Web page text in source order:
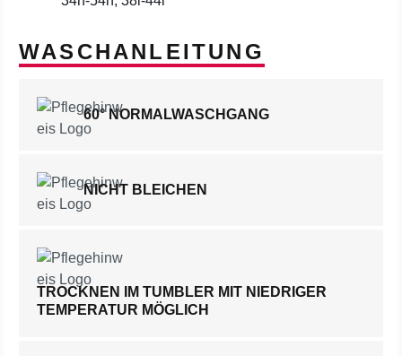
WASCHANLEITUNG
60° NORMALWASCHGANG
NICHT BLEICHEN
TROCKNEN IM TUMBLER MIT NIEDRIGER
TEMPERATUR MÖGLICH